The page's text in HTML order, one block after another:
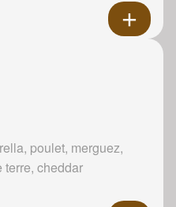
poulet, merguez,
terre, cheddar